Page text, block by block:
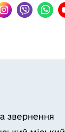
звернення